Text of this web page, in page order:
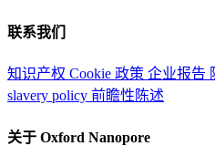
联系我们
知识产权 Cookie 政策 企业报告
slavery policy 前瞻性陈述
关于 Oxford Nanopore